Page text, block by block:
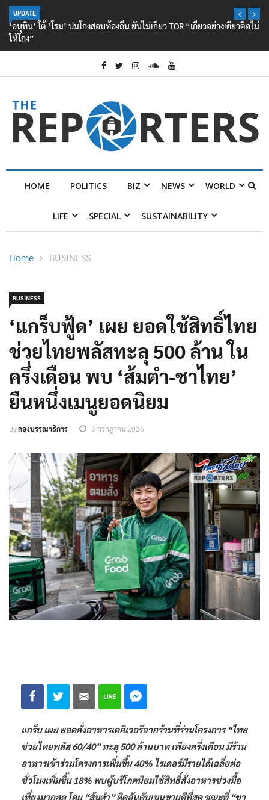
UPDATE
‘อนุทิน’ โต้ ‘โรม’ ปมโกงสอบท้องถิ่น ยันไม่เกี่ยว TOR “เกี่ยวอย่างเดียวคือไม่
ให้โกง”
HOME POLITICS BIZ NEWS WORLD
LIFE SPECIAL SUSTAINABILITY
Home BUSINESS
BUSINESS
‘แกร็บฟู้ด’ เผย ยอดใช้สิทธิ์ไทย
ช่วยไทยพลัสทะลุ 500 ล้าน ใน
ครึ่งเดือน พบ ‘ส้มตำ-ชาไทย’
ยืนหนึ่งเมนูยอดนิยม
Byกองบรรณาธิการ 3 กรกฎาคม 2026
แกร็บ เผย ยอดสั่งอาหารเดลิเวอรีจากร้านที่ร่วมโครงการ “ไทย
ช่วยไทยพลัส 60/40” ทะลุ 500 ล้านบาท เพียงครึ่งเดือน มีร้าน
อาหารเข้าร่วมโครงการเพิ่มขึ้น 40% ไรเดอร์มีรายได้เฉลี่ยต่อ
ชั่วโมงเพิ่มขึ้น 18% พบผู้บริโภคนิยมใช้สิทธิ์สั่งอาหารช่วงมื้อ
เที่ยงมากสุด โดย “ส้มตำ” ติดอันดับเมนูขายดีที่สุด ขณะที่ “ชา